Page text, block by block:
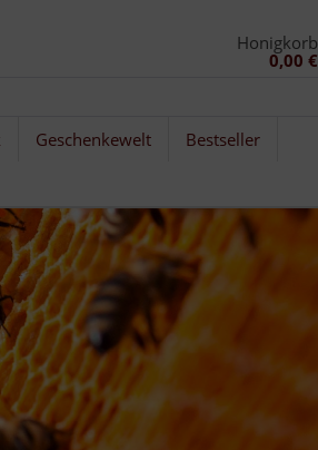
Honigkorb
0,00 €
Geschenkewelt
Bestseller